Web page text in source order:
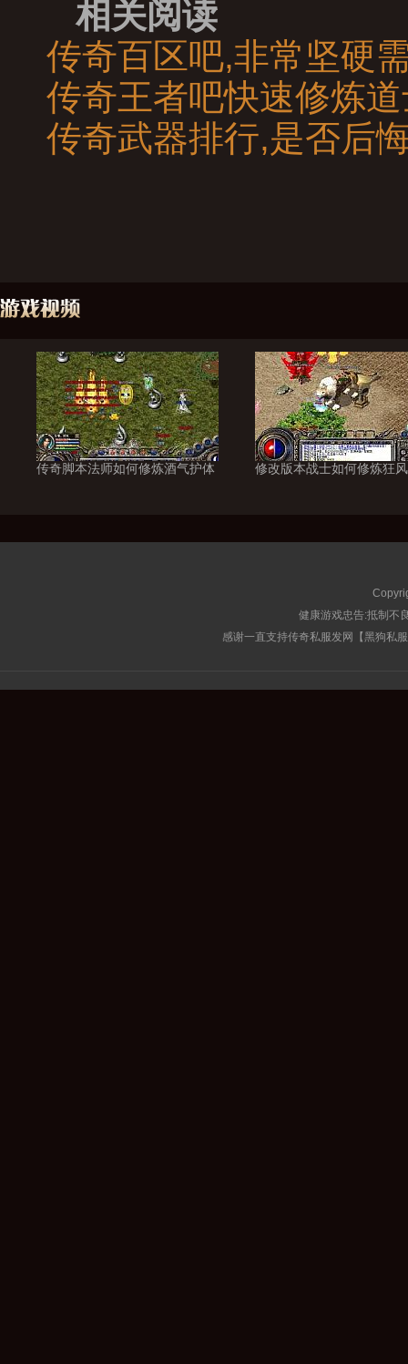
相关阅读
传奇百区吧,非常坚硬
传奇王者吧快速修炼
传奇武器排行,是否后
传奇脚本法师如何修炼酒气护体 修改版本战士如何修炼狂
健康游戏忠告:抵制不
感谢一直支持传奇私服发网【黑狗私